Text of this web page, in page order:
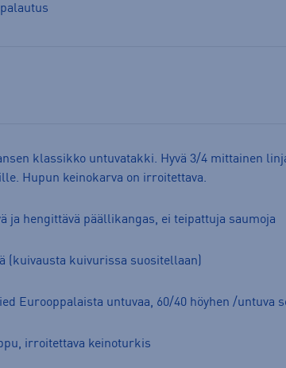
klassikko untuvatakki. Hyvä 3/4 mittainen
Hupun keinokarva on irroitettava.
ja hengittävä päällikangas, ei teipattuja saumoja
(kuivausta kuivurissa suositellaan)
Eurooppalaista untuvaa, 60/40 höyhen /untuva
irroitettava keinoturkis